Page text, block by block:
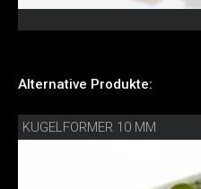
Alternative Produkte:
KUGELFORMER 10 MM